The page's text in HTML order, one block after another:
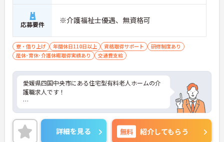
応募要件 ※介護福祉士優遇、無資格可
寮・借り上げ 年間休日110日以上 資格取得サポート
研修制度あり
産休･育休･介護休暇取得実績あり
交通費支給
愛媛県四国中央市にある住宅型有料老人ホームの介
護職求人です！
正社員でも年間休日はなんと155日！ワークライフ
バランスを保ちたい方にとてもおすすめの勤務先で
す◎
詳細を見る 無料 紹介してもらう